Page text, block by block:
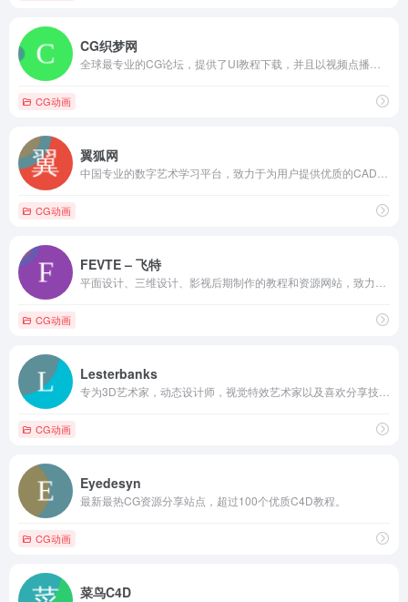
CG织梦网
CG动画
翼狐网
CG动画
FEVTE – 飞特
CG动画
Lesterbanks
CG动画
Eyedesyn
最新最热CG资源分享站点，超过100个优质C4D教程。
CG动画
菜鸟C4D